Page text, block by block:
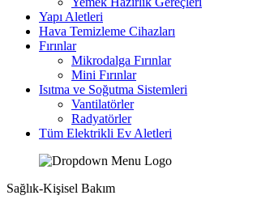
Yapı Aletleri
Hava Temizleme Cihazları
Fırınlar
Mikrodalga Fırınlar
Mini Fırınlar
Isıtma ve Soğutma Sistemleri
Vantilatörler
Radyatörler
Tüm Elektrikli Ev Aletleri
Sağlık-Kişisel Bakım